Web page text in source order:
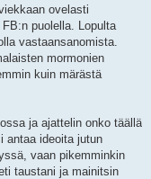
ovelasti
puolella. Lopulta
vastaansanomista.
mormonien
kuin märästä
ja ajattelin onko täällä
antaa ideoita jutun
vaan pikemminkin
taustani ja mainitsin